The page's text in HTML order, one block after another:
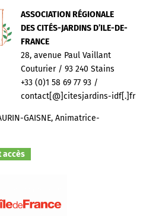
ASSOCIATION RÉGIONALE
DES CITÉS-JARDINS D’ILE-DE-
FRANCE
28, avenue Paul Vaillant
Couturier / 93 240 Stains
+33 (0)1 58 69 77 93 /
contact[@]citesjardins-idf[.]fr
GAISNE, Animatrice-
accès